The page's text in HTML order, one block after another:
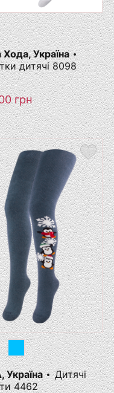
Хода, Україна
дитячі 8098
грн
Україна
Дитячі
4462